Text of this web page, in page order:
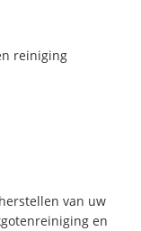
reiniging
van uw
en